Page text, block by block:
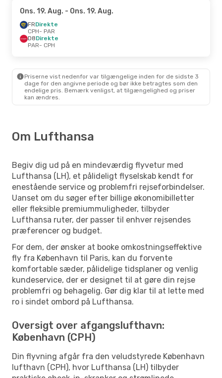
Ons. 19. Aug. - Ons. 19. Aug.
FRDirekte
CPH- PAR
D8Direkte
PAR- CPH
Priserne vist nedenfor var tilgængelige inden for de sidste 3
dage for den angivne periode og bør ikke betragtes som den
endelige pris. Bemærk venligst, at tilgængelighed og priser
kan ændres.
Om Lufthansa
Begiv dig ud på en mindeværdig flyvetur med
Lufthansa (LH), et pålideligt flyselskab kendt for
enestående service og problemfri rejseforbindelser.
Uanset om du søger efter billige økonomibilletter
eller fleksible premiummuligheder, tilbyder
Lufthansa ruter, der passer til enhver rejsendes
præferencer og budget.
For dem, der ønsker at booke omkostningseffektive
fly fra København til Paris, kan du forvente
komfortable sæder, pålidelige tidsplaner og venlig
kundeservice, der er designet til at gøre din rejse
problemfri og behagelig. Gør dig klar til at lette med
ro i sindet ombord på Lufthansa.
Oversigt over afgangslufthavn:
København (CPH)
Din flyvning afgår fra den veludstyrede København
lufthavn (CPH), hvor Lufthansa (LH) tilbyder